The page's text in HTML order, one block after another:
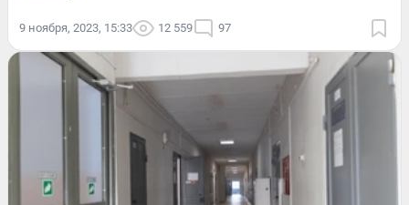
9 ноября, 2023, 15:33 12 559 97